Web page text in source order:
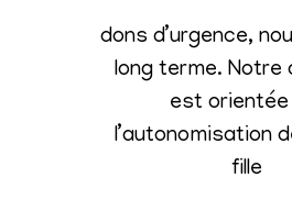
dons d’urgence,
long terme. Notre
est
l’autonomisation
fille